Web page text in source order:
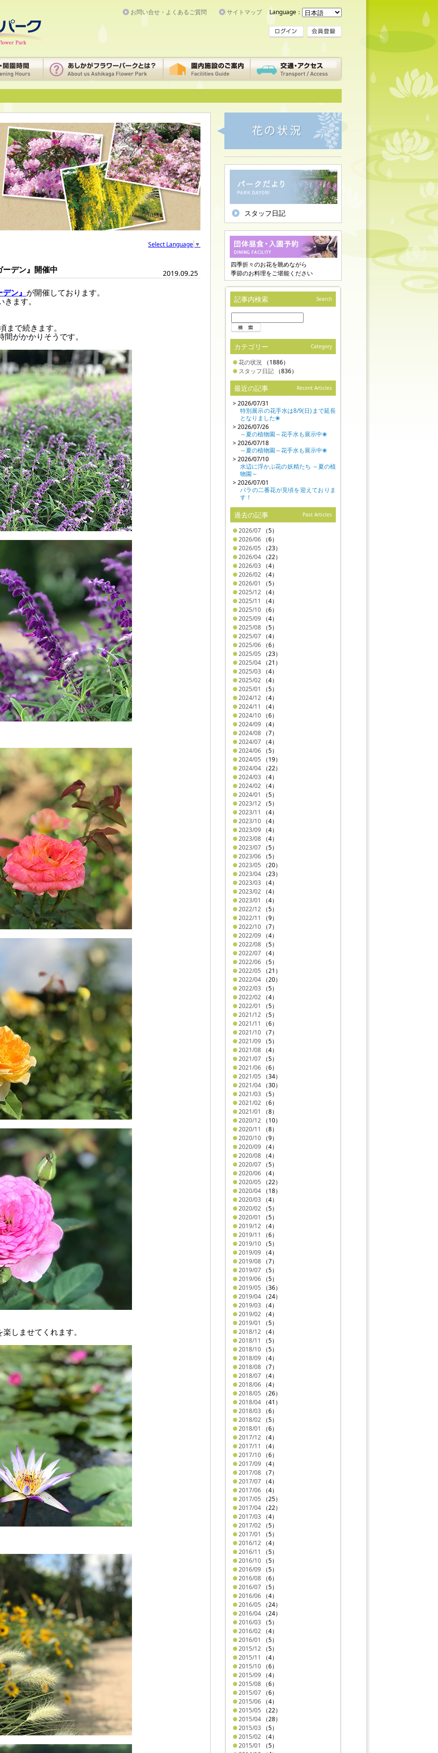
Language：
お問い合せ・よくあるご質問 サイトマップ
スタッフ日記
四季折々のお花を眺めながら
季節のお料理をご堪能ください
Search
記事内検索
Category
カテゴリー
花の状況 （1886）
スタッフ日記 （836）
Recent Articles
最近の記事
> 2026/07/31
特別展示の花手水は8/9(日)まで延長
となりました❀
> 2026/07/26
～夏の植物園～花手水も展示中❀
> 2026/07/18
～夏の植物園～花手水も展示中❀
> 2026/07/10
水辺に浮かぶ花の妖精たち ～夏の植
物園～
> 2026/07/01
バラの二番花が見頃を迎えておりま
す！
Past Articles
過去の記事
2026/07 （5）
2026/06 （6）
2026/05 （23）
2026/04 （22）
2026/03 （4）
2026/02 （4）
2026/01
（5）
2025/12 （4）
2025/11
（4）
2025/10 （6）
2025/09 （4）
2025/08 （5）
2025/07 （4）
2025/06 （6）
2025/05 （23）
2025/04 （21）
2025/03 （4）
2025/02 （4）
2025/01
（5）
2024/12 （4）
2024/11
（4）
2024/10 （6）
2024/09 （4）
2024/08 （7）
2024/07 （4）
2024/06 （5）
2024/05 （19）
2024/04 （22）
2024/03 （4）
2024/02 （4）
2024/01
（5）
2023/12 （5）
2023/11
（4）
2023/10 （4）
2023/09 （4）
2023/08 （4）
2023/07 （5）
2023/06 （5）
2023/05 （20）
2023/04 （23）
2023/03 （4）
2023/02 （4）
2023/01
（4）
2022/12 （5）
2022/11
（9）
2022/10 （7）
2022/09 （4）
2022/08 （5）
2022/07 （4）
2022/06 （5）
2022/05 （21）
2022/04 （20）
2022/03 （5）
2022/02 （4）
2022/01
（5）
2021/12 （5）
2021/11
（6）
2021/10 （7）
2021/09 （5）
2021/08 （4）
2021/07 （5）
2021/06 （6）
2021/05 （34）
2021/04 （30）
2021/03 （5）
2021/02 （6）
2021/01
（8）
2020/12 （10）
2020/11
（8）
2020/10 （9）
2020/09 （4）
2020/08 （4）
2020/07 （5）
2020/06 （4）
2020/05 （22）
2020/04 （18）
2020/03 （4）
2020/02 （5）
2020/01
（5）
2019/12 （4）
2019/11
（6）
2019/10 （5）
2019/09 （4）
2019/08 （7）
2019/07 （5）
2019/06 （5）
2019/05 （36）
2019/04 （24）
2019/03 （4）
2019/02 （4）
2019/01
（5）
2018/12 （4）
2018/11
（5）
2018/10 （5）
2018/09 （4）
2018/08 （7）
2018/07 （4）
2018/06 （4）
2018/05 （26）
2018/04 （41）
2018/03 （6）
2018/02 （5）
2018/01
（6）
2017/12 （4）
2017/11
（4）
2017/10 （6）
2017/09 （4）
2017/08 （7）
2017/07 （4）
2017/06 （4）
2017/05 （25）
2017/04 （22）
2017/03 （4）
2017/02 （5）
2017/01
（5）
2016/12 （4）
2016/11
（5）
2016/10 （5）
2016/09 （5）
2016/08 （6）
2016/07 （5）
2016/06 （4）
2016/05 （24）
2016/04 （24）
2016/03 （5）
2016/02 （4）
2016/01
（5）
2015/12 （5）
2015/11
（4）
2015/10 （6）
2015/09 （4）
2015/08 （6）
2015/07 （6）
2015/06 （4）
2015/05 （22）
2015/04 （28）
2015/03 （5）
2015/02 （4）
2015/01
（5）
Select Language ▼
2019.09.25
デン』開催中
ン』 が開催しております。
ます。
まで続きます。
がかかりそうです。
しませてくれます。